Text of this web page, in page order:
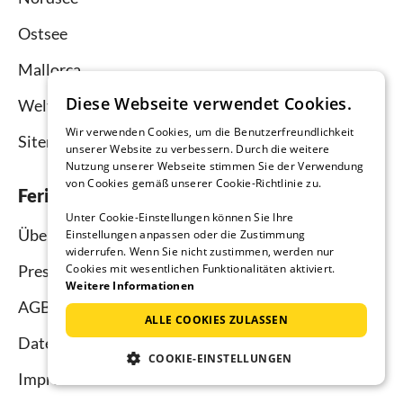
Ostsee
Mallorca
Weltweit
Sitemap
Ferienhausmiete.de
Über uns
Presse
AGB
Datenschutz
Impressum
Diese Webseite verwendet Cookies.
Wir verwenden Cookies, um die Benutzerfreundlichkeit
unserer Website zu verbessern. Durch die weitere
Nutzung unserer Webseite stimmen Sie der Verwendung
von Cookies gemäß unserer Cookie-Richtlinie zu.
Unter Cookie-Einstellungen können Sie Ihre
Einstellungen anpassen oder die Zustimmung
widerrufen. Wenn Sie nicht zustimmen, werden nur
Cookies mit wesentlichen Funktionalitäten aktiviert.
Weitere Informationen
ALLE COOKIES ZULASSEN
COOKIE-EINSTELLUNGEN